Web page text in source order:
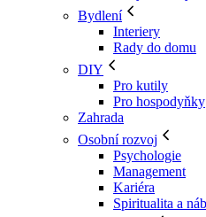
Bydlení
Interiery
Rady do domu
DIY
Pro kutily
Pro hospodyňky
Zahrada
Osobní rozvoj
Psychologie
Management
Kariéra
Spiritualita a